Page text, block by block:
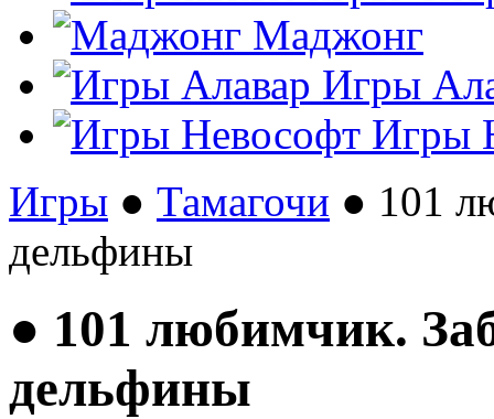
Маджонг
Игры
Игры
Игры ● Тамагочи ● 101
дельфины
● 101 любимчик.
дельфины